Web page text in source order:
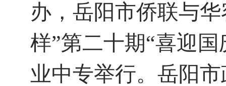
办，岳阳市侨联与
样”第二十期“喜迎
业中专举行。岳阳